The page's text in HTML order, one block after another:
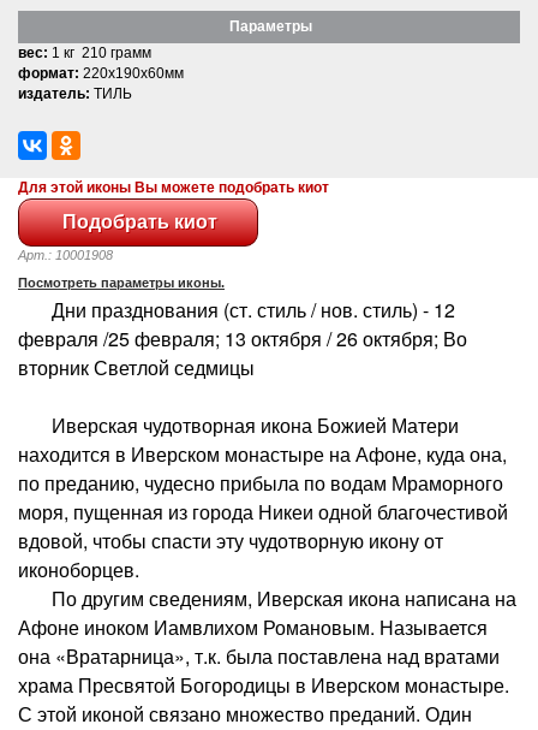
Параметры
вес: 1 кг 210 грамм
формат: 220x190x60мм
издатель: ТИЛЬ
Для этой иконы Вы можете подобрать киот
Арт.: 10001908
Посмотреть параметры иконы.
Дни празднования (ст. стиль / нов. стиль) - 12
февраля /25 февраля; 13 октября / 26 октября; Во
вторник Светлой седмицы
Иверская чудотворная икона Божией Матери
находится в Иверском монастыре на Афоне, куда она,
по преданию, чудесно прибыла по водам Мраморного
моря, пущенная из города Никеи одной благочестивой
вдовой, чтобы спасти эту чудотворную икону от
иконоборцев.
По другим сведениям, Иверская икона написана на
Афоне иноком Иамвлихом Романовым. Называется
она «Вратарница», т.к. была поставлена над вратами
храма Пресвятой Богородицы в Иверском монастыре.
С этой иконой связано множество преданий. Один